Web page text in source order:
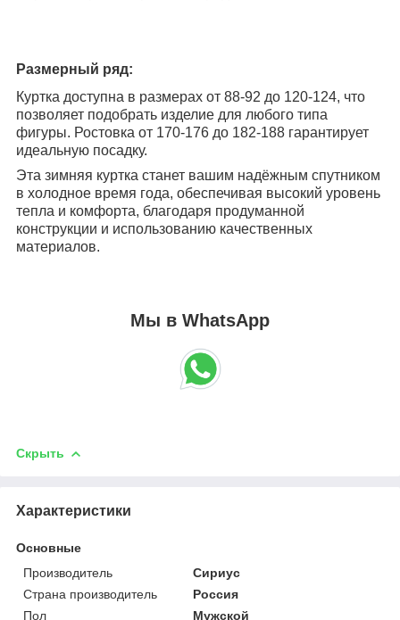
Размерный ряд:
Куртка доступна в размерах от 88-92 до 120-124, что
позволяет подобрать изделие для любого типа
фигуры. Ростовка от 170-176 до 182-188 гарантирует
идеальную посадку.
Эта зимняя куртка станет вашим надёжным спутником
в холодное время года, обеспечивая высокий уровень
тепла и комфорта, благодаря продуманной
конструкции и использованию качественных
материалов.
Мы в WhatsApp
Скрыть
Характеристики
Основные
Производитель
Сириус
Страна производитель
Россия
Пол
Мужской